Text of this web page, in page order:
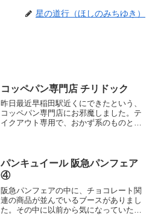
星の道行（ほしのみちゆき）
コッペパン専門店 チリドック
昨日最近早稲田駅近くにできたという、
コッペパン専門店にお邪魔しました。テ
イクアウト専用で、おかず系のものとス
す。早稲田大学が目の前...
パンキュイール 阪急パンフェア
④
阪急パンフェアの中に、チョコレート関
連の商品が並んでいるブースがありまし
た。その中に以前から気になっていた